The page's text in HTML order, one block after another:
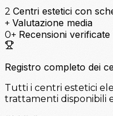
2 Centri estetici con
+ Valutazione media
0+ Recensioni verificate
Registro completo dei
Tutti i centri estetici
trattamenti disponibili